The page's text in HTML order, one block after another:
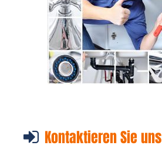
Kontaktieren Sie uns